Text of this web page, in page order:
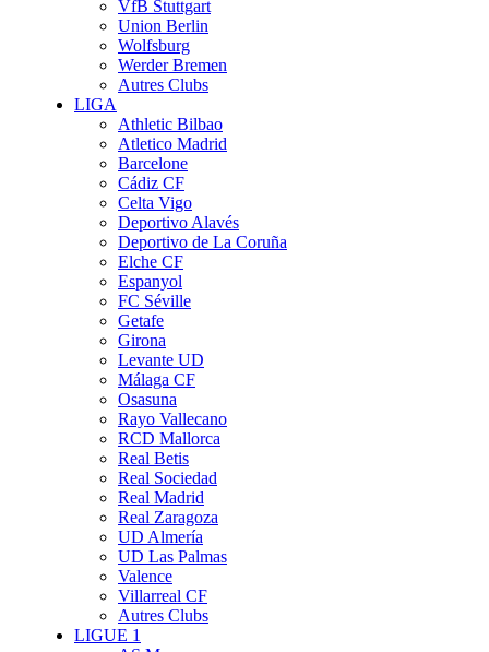
VfB Stuttgart
Union Berlin
Wolfsburg
Werder Bremen
Autres Clubs
LIGA
Athletic Bilbao
Atletico Madrid
Barcelone
Cádiz CF
Celta Vigo
Deportivo Alavés
Deportivo de La Coruña
Elche CF
Espanyol
FC Séville
Getafe
Girona
Levante UD
Málaga CF
Osasuna
Rayo Vallecano
RCD Mallorca
Real Betis
Real Sociedad
Real Madrid
Real Zaragoza
UD Almería
UD Las Palmas
Valence
Villarreal CF
Autres Clubs
LIGUE 1